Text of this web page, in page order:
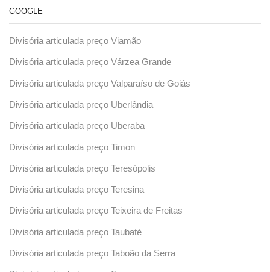
GOOGLE
Divisória articulada preço Viamão
Divisória articulada preço Várzea Grande
Divisória articulada preço Valparaíso de Goiás
Divisória articulada preço Uberlândia
Divisória articulada preço Uberaba
Divisória articulada preço Timon
Divisória articulada preço Teresópolis
Divisória articulada preço Teresina
Divisória articulada preço Teixeira de Freitas
Divisória articulada preço Taubaté
Divisória articulada preço Taboão da Serra